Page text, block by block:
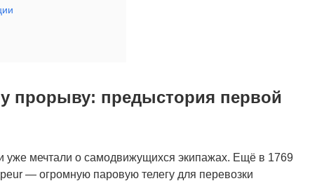
прорыву: предыстория первой
уже мечтали о самодвижущихся экипажах. Ещё в 1769
— огромную паровую телегу для перевозки